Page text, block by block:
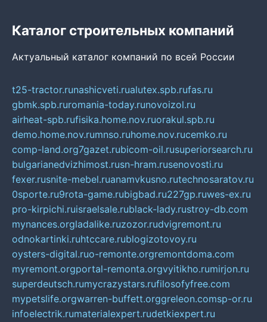
Каталог строительных компаний
Актуальный каталог компаний по всей России
t25-tractor.runashicveti.rualutex.spb.rufas.ru
gbmk.spb.ruromania-today.runovoizol.ru
airheat-spb.rufisika.home.nov.ruorakul.spb.ru
demo.home.nov.rumnso.ruhome.nov.rucemko.ru
comp-land.org7gazet.rubicom-oil.rusuperiorsearch.ru
bulgarianedvizhimost.rusn-hram.rusenovosti.ru
fexer.rusnite-mebel.ruanamvkusno.rutechnosaratov.ru
0sporte.ru9rota-game.rubigbad.ru227gp.ruwes-ex.ru
pro-kirpichi.ruisraelsale.rublack-lady.rustroy-db.com
mynances.orgladalike.ruzozor.rudvigremont.ru
odnokartinki.ruhtccare.rublogizotovoy.ru
oysters-digital.ruo-remonte.orgremontdoma.com
myremont.orgportal-remonta.orgvyitikho.rumirjon.ru
superdeutsch.rumycrazystars.rufilosofyfree.com
mypetslife.orgwarren-buffett.orggreleon.comsp-or.ru
infoelectrik.rumaterialexpert.rudetkiexpert.ru